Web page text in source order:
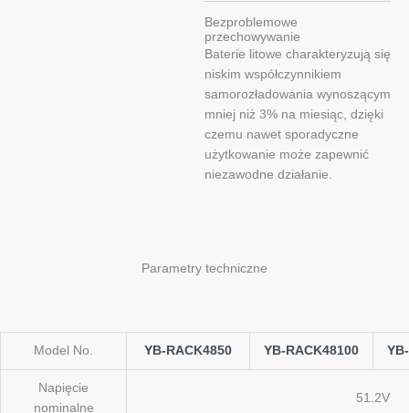
Bezproblemowe
przechowywanie
Baterie litowe charakteryzują się
niskim współczynnikiem
samorozładowania wynoszącym
mniej niż 3% na miesiąc, dzięki
czemu nawet sporadyczne
użytkowanie może zapewnić
niezawodne działanie.
Parametry techniczne
Model No. YB-RACK4850 YB-RACK48100
Napięcie
nominalne
51.2V